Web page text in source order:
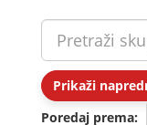
Prikaži
Poredaj prema